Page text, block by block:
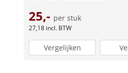
25,- per stuk
27,18 incl. BTW
Vergelijken